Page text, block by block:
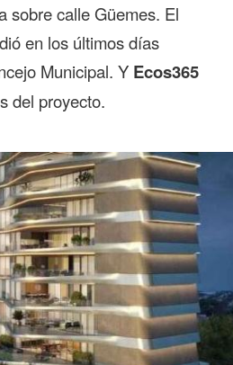
sobre calle Güemes. El
en los últimos días
Municipal. Y Ecos365
del proyecto.